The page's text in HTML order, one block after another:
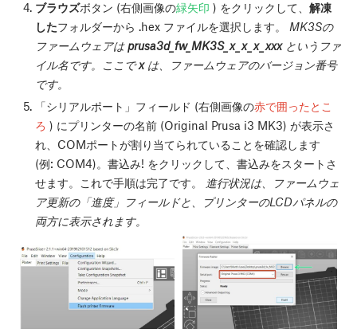
ブラウズボタン (右側画像の緑矢印 ) をクリックして、 解凍
したフォルダーから .hex ファイルを選択します。 MK3Sの
ファームウェアはprusa3d_fw_MK3S_x_x_x_xxxというファ
イル名です。ここでxは、ファームウェアのバージョン番号
です。
「シリアルポート」フィールド (右側画像の赤で囲ったとこ
ろ ) にプリンターの名前 (Original Prusa i3 MK3) が表示さ
れ、COMポートが割り当てられていることを確認します
(例: COM4)。 書込み! をクリックして、書込みをスタートさ
せます。これで手順は完了です。
進行状況は、ファームウェ
ア更新の「進度」フィールドと、プリンターのLCDパネルの
両方に表示されます。